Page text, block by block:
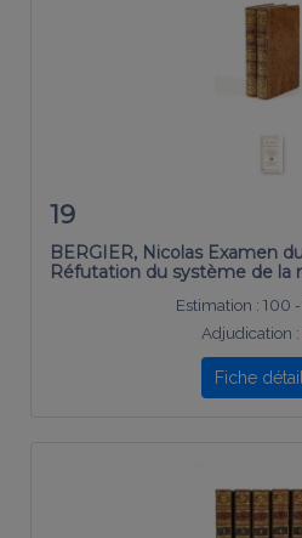
19
BERGIER, Nicolas Examen
Réfutation du système de la
Estimation : 100
Adjudication :
Fiche